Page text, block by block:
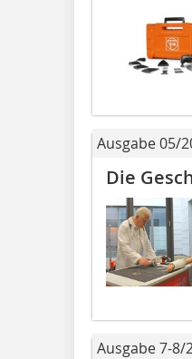
Ausgabe 05/
Die
Ausgabe 7-8/